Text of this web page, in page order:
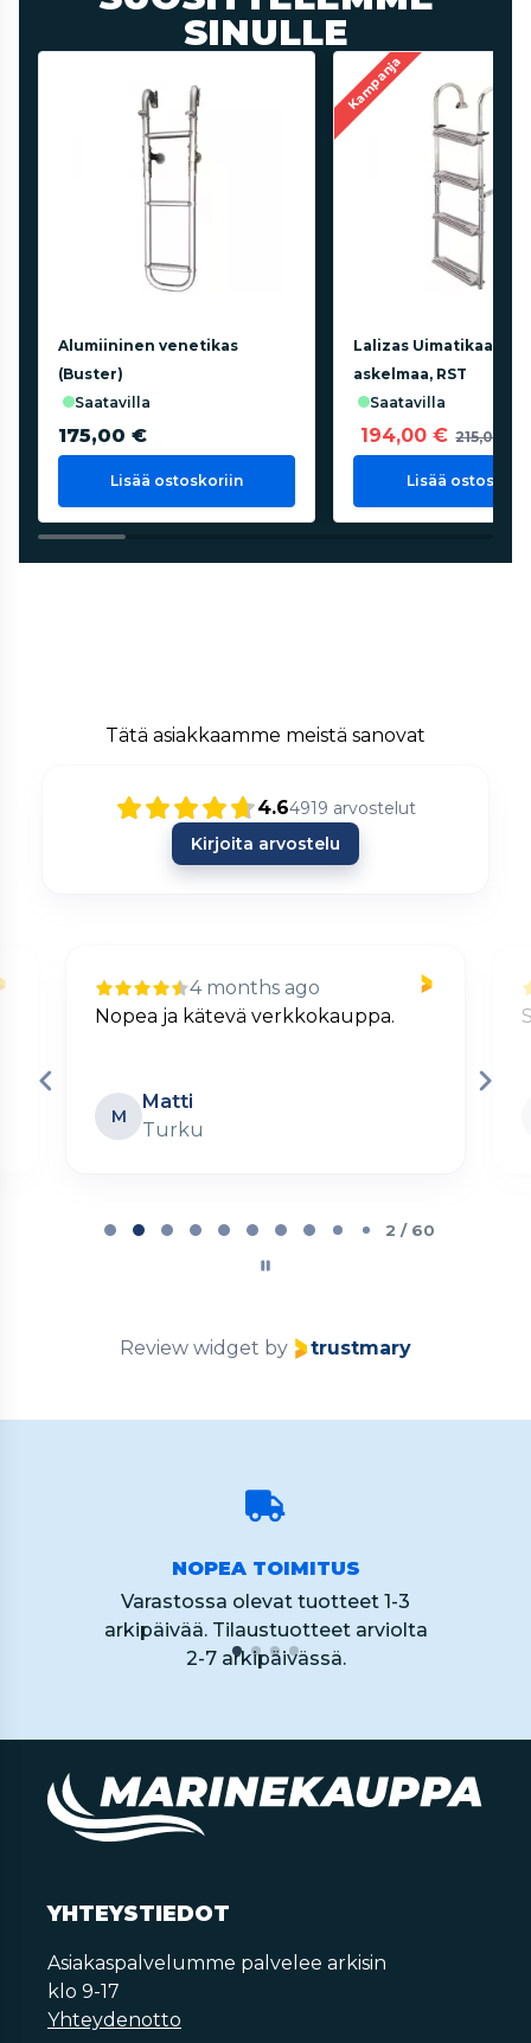
SINULLE
Alumiininen venetikas
(Buster)
saatavilla
175,00 €
Lisää ostoskoriin
Kampanja
Lalizas Uimatikaat 4
askelmaa, RST
saatavilla
194,00 € 215,00 €
Lisää
Tätä asiakkaamme meistä sanovat
4.64919 arvostelut
Kirjoita arvostelu
4 months ago
Nopea ja kätevä verkkokauppa.
M
Matti
Turku
2 / 60
Review widget by trustmary
NOPEA TOIMITUS
Varastossa olevat tuotteet 1-3
arkipäivää. Tilaustuotteet arviolta
2-7 arkipäivässä.
YHTEYSTIEDOT
Asiakaspalvelumme palvelee arkisin
klo 9-17
Yhteydenotto